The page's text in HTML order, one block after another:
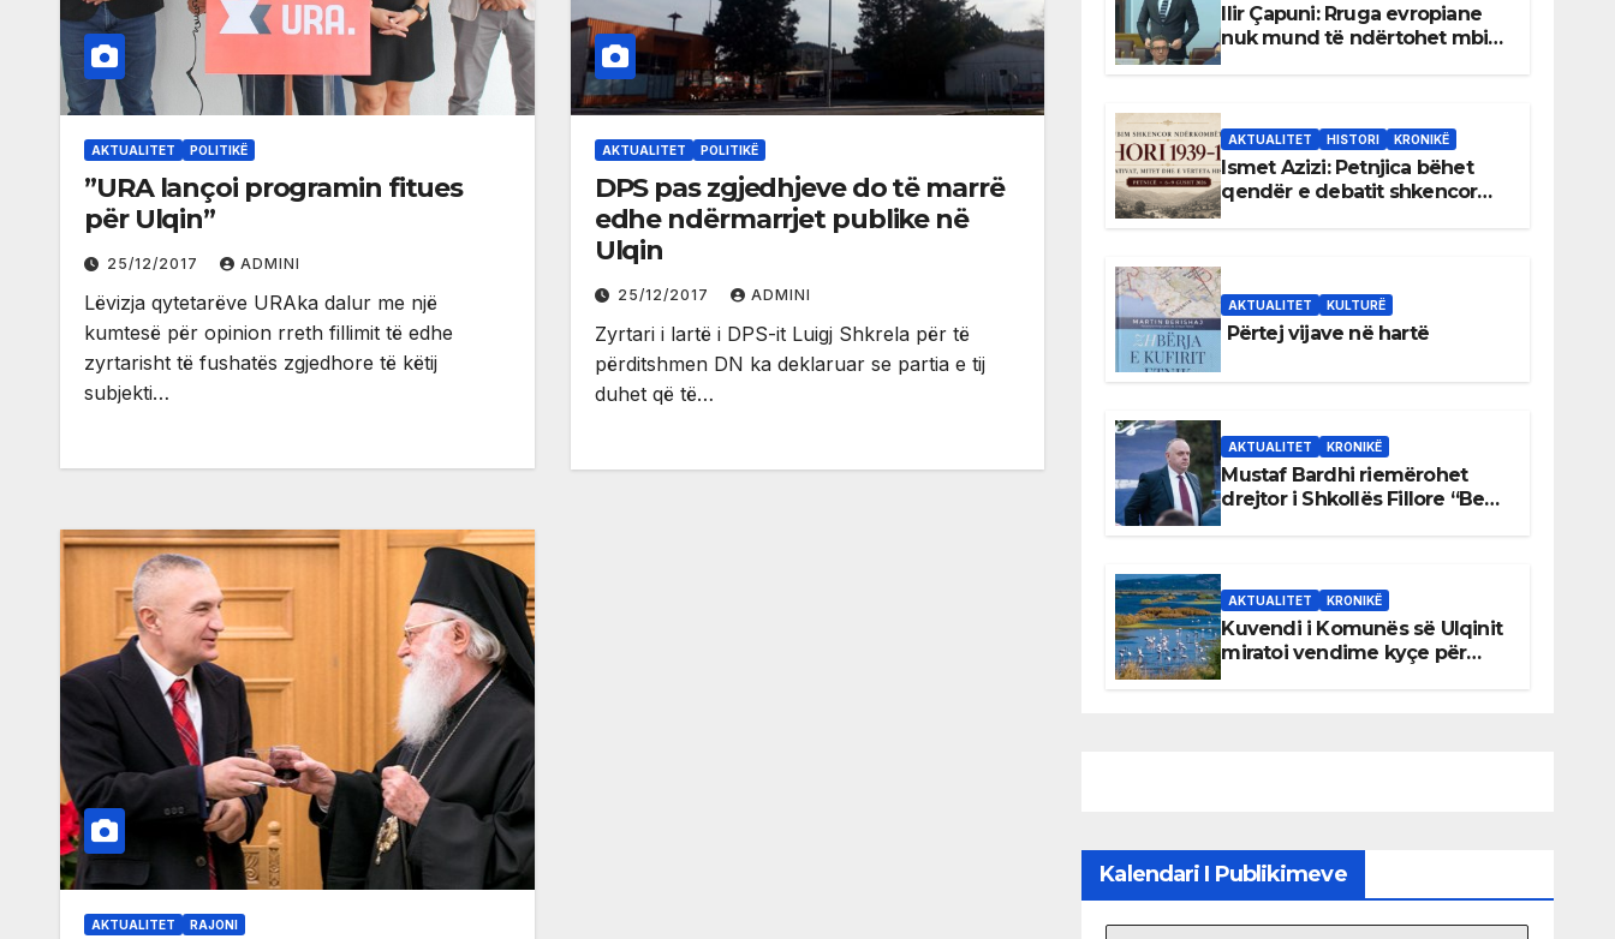
AKTUALITET POLITIKË
”URA lançoi programin fitues
për Ulqin”
25/12/2017 ADMINI
Lëvizja qytetarëve URAka dalur me një
kumtesë për opinion rreth fillimit të edhe
zyrtarisht të fushatës zgjedhore të këtij
subjekti…
AKTUALITET POLITIKË
DPS pas zgjedhjeve do të marrë
edhe ndërmarrjet publike në
Ulqin
25/12/2017 ADMINI
Zyrtari i lartë i DPS-it Luigj Shkrela për të
përditshmen DN ka deklaruar se partia e tij
duhet që të…
AKTUALITET RAJONI
Ilir Çapuni: Rruga evropiane
nuk mund të ndërtohet mbi
AKTUALITET HISTORI KRONIKË
Ismet Azizi: Petnjica bëhet
qendër e debatit shkencor
AKTUALITET KULTURË
Përtej vijave në hartë
AKTUALITET KRONIKË
Mustaf Bardhi riemërohet
drejtor i Shkollës Fillore “Bedri
AKTUALITET KRONIKË
Kuvendi i Komunës së Ulqinit
miratoi vendime kyçe për
Kalendari I Publikimeve